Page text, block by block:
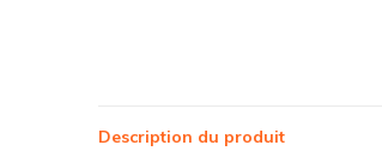
Description du produit